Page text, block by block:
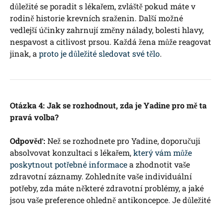
důležité se poradit s lékařem, zvláště pokud máte v
rodině historie krevních sraženin. Další možné
vedlejší účinky zahrnují změny nálady, bolesti hlavy,
nespavost a citlivost prsou. Každá žena může reagovat
jinak, a proto je důležité sledovat své tělo.
Otázka 4: Jak se rozhodnout, zda je Yadine pro mě ta
pravá volba?
Odpověď: Než se rozhodnete pro Yadine, doporučuji
absolvovat konzultaci s lékařem,který vám může
poskytnout potřebné informacea zhodnotit vaše
zdravotní záznamy. Zohledníte vaše individuální
potřeby, zda máte některé zdravotní problémy, a jaké
jsou vaše preference ohledně antikoncepce. Je důležité